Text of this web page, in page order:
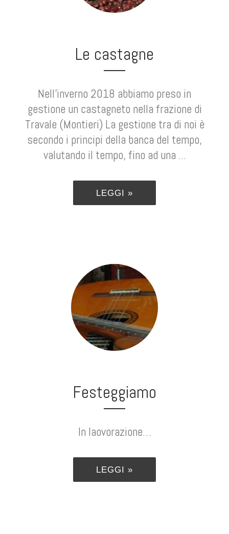
Le castagne
Nell’inverno 2018 abbiamo preso in
gestione un castagneto nella frazione di
Travale (Montieri) La gestione tra di noi è
secondo i principi della banca del tempo,
valutando il tempo, fino ad una ...
LEGGI »
Festeggiamo
In laovorazione…
LEGGI »